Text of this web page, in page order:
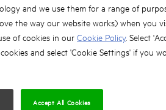
Sub Compact offre all'utilizzatore la
LANDING PAGE INTERATTIVA
and we use them for a range of
the way our website works) when you
of cookies in our Cookie Policy. Select
and select 'Cookie Settings' if you
Accept All Cookies